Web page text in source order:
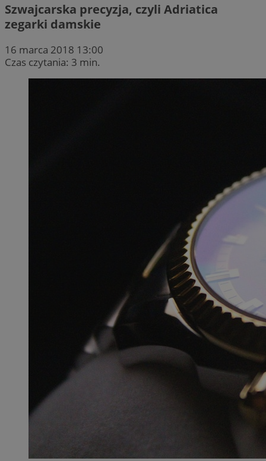
Szwajcarska precyzja, czyli Adriatica
zegarki damskie
16 marca 2018 13:00
Czas czytania: 3 min.